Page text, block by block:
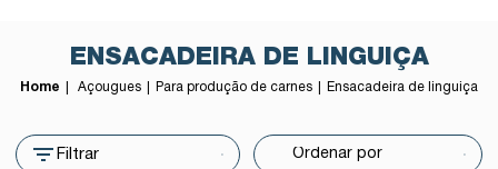
ENSACADEIRA DE LINGUIÇA
Home Açougues Para produção de carnes Ensacadeira de linguiça
Filtrar